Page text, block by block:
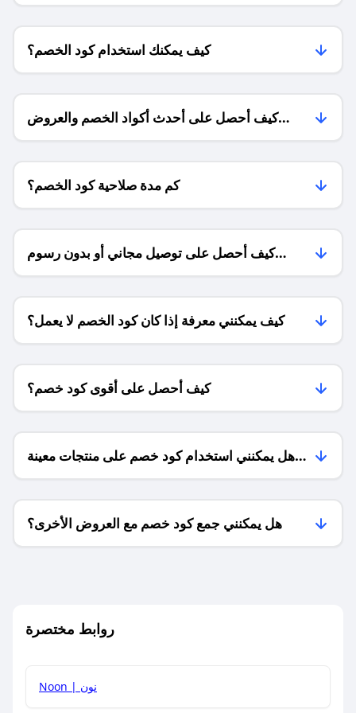
كيف يمكنك استخدام كود الخصم؟
كيف أحصل على أحدث أكواد الخصم والعروض
للمتاجر؟
كم مدة صلاحية كود الخصم؟
كيف أحصل على توصيل مجاني أو بدون رسوم
الشحن ؟
كيف يمكنني معرفة إذا كان كود الخصم لا يعمل؟
كيف أحصل على أقوى كود خصم؟
هل يمكنني استخدام كود خصم على منتجات معينة
فقط؟
هل يمكنني جمع كود خصم مع العروض الأخرى؟
روابط مختصرة
Noon | نون